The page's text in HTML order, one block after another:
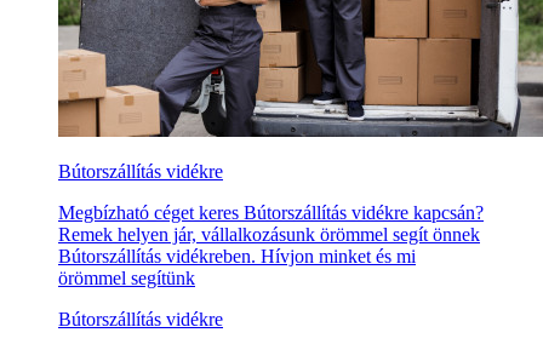
Bútorszállítás vidékre
Megbízható céget keres Bútorszállítás vidékre kapcsán?
Remek helyen jár, vállalkozásunk örömmel segít önnek
Bútorszállítás vidékreben. Hívjon minket és mi
örömmel segítünk
Bútorszállítás vidékre